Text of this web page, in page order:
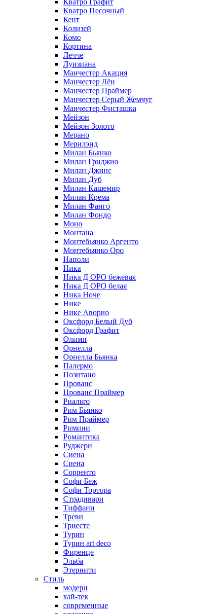
Кватро Песочный
Кент
Колизей
Комо
Кортина
Лечче
Луизиана
Манчестер Акация
Манчестер Лён
Манчестер Праймер
Манчестер Серый Жемчуг
Манчестер Фисташка
Мейзон
Мейзон Золото
Мерано
Мерилэнд
Милан Бьянко
Милан Гриджио
Милан Джинс
Милан Дуб
Милан Кашемир
Милан Крема
Милан Фанго
Милан Фондо
Моно
Монтана
Монтебьянко Аргенто
Монтебьянко Оро
Наполи
Ника
Ника Д ОРО бежевая
Ника Д ОРО белая
Ника Ноче
Нике
Нике Аворио
Оксфорд Белый Дуб
Оксфорд Графит
Олимп
Орнелла
Орнелла Бьянка
Палермо
Позитано
Прованс
Прованс Праймер
Риальто
Рим Бьянко
Рим Праймер
Римини
Романтика
Руджери
Сиена
Сиена
Сорренто
Софи Беж
Софи Тортора
Страдивари
Тиффани
Треви
Триесте
Турин
Турин art deco
Фиренце
Эльба
Этернити
Стиль
модерн
хай-тек
современные